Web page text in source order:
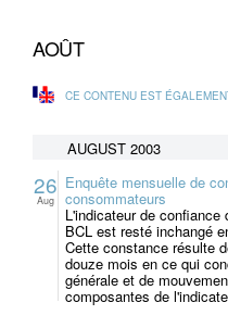
AOÛT
CE CONTENU EST
AUGUST 2003
26
Aug
Enquête mensuelle de
consommateurs
L'indicateur de
BCL est resté inchangé
Cette constance résulte
douze mois en ce qui
générale et de
composantes de